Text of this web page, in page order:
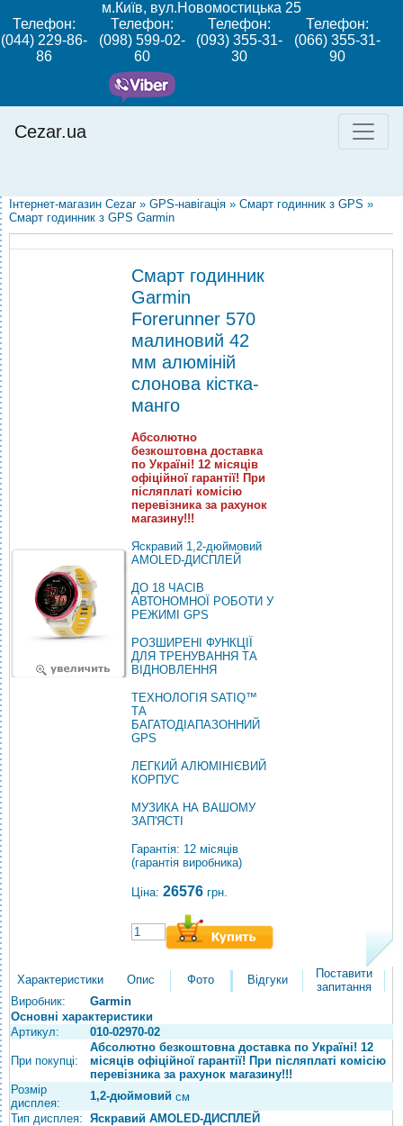
м.Київ, вул.Новомостицька 25
Телефон:
(044) 229-86-
86
Телефон:
(098) 599-02-
60
Телефон:
(093) 355-31-
30
Телефон:
(066) 355-31-
90
Cezar.ua
Інтернет-магазин Cezar » GPS-навігація » Смарт годинник з GPS »
Смарт годинник з GPS Garmin
Смарт годинник
Garmin
Forerunner 570
малиновий 42
мм алюміній
слонова кістка-
манго
Абсолютно
безкоштовна доставка
по Україні! 12 місяців
офіційної гарантії! При
післяплаті комісію
перевізника за рахунок
магазину!!!
Яскравий 1,2-дюймовий
AMOLED-ДИСПЛЕЙ
ДО 18 ЧАСІВ
АВТОНОМНОЇ РОБОТИ У
РЕЖИМІ GPS
РОЗШИРЕНІ ФУНКЦІЇ
ДЛЯ ТРЕНУВАННЯ ТА
ВІДНОВЛЕННЯ
ТЕХНОЛОГІЯ SATIQ™
ТА
БАГАТОДІАПАЗОННИЙ
GPS
ЛЕГКИЙ АЛЮМІНІЄВИЙ
КОРПУС
МУЗИКА НА ВАШОМУ
ЗАП'ЯСТІ
Гарантія: 12 місяців
(гарантія виробника)
Ціна: 26576 грн.
Характеристики Опис Фото Відгуки
Поставити
запитання
Виробник:
Garmin
Основні характеристики
Артикул:
010-02970-02
При покупці:
Абсолютно безкоштовна доставка по Україні! 12
місяців офіційної гарантії! При післяплаті комісію
перевізника за рахунок магазину!!!
Розмір
дисплея:
1,2-дюймовий см
Тип дисплея: Яскравий AMOLED-ДИСПЛЕЙ